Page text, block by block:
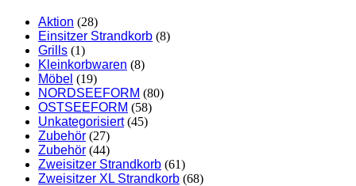
Aktion (28)
Einsitzer Strandkorb (8)
Grills (1)
Kleinkorbwaren (8)
Möbel (19)
NORDSEEFORM (80)
OSTSEEFORM (58)
Unkategorisiert (45)
Zubehör (27)
Zubehör (44)
Zweisitzer Strandkorb (61)
Zweisitzer XL Strandkorb (68)